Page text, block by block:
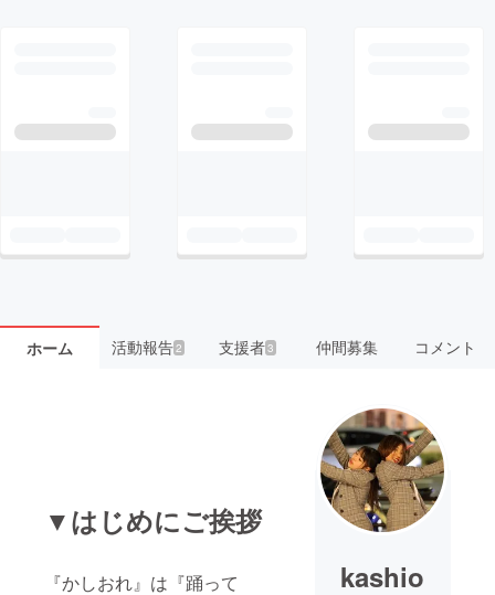
ホーム 活動報告2 支援者3 仲間募集 コメント
▼はじめにご挨拶
『かしおれ』は『踊って
kashio